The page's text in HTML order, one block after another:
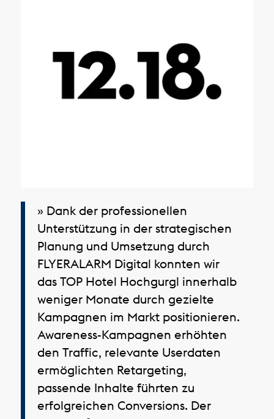
» Dank der professionellen
Unterstützung in der strategischen
Planung und Umsetzung durch
FLYERALARM Digital konnten wir
das TOP Hotel Hochgurgl innerhalb
weniger Monate durch gezielte
Kampagnen im Markt positionieren.
Awareness-Kampagnen erhöhten
den Traffic, relevante Userdaten
ermöglichten Retargeting,
passende Inhalte führten zu
erfolgreichen Conversions. Der